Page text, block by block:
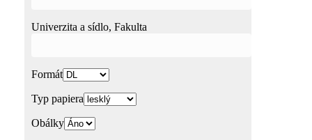
Univerzita a sídlo, Fakulta
Formát
Typ papiera
Obálky